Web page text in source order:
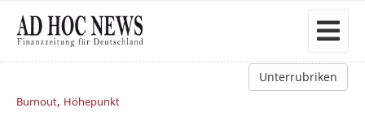
Unterrubriken
Burnout, Höhepunkt